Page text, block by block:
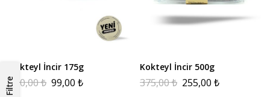
Filtre
Kokteyl İncir 175g
190,00₺ 99,00 ₺
Kokteyl İncir 500g
375,00₺ 255,00 ₺